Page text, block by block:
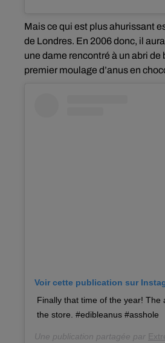
Mais ce qui est plus ahurissant
de Londres. En 2006 donc, il
une dame rencontré à un abri
premier moulage d’anus en
Voir cette publication sur
Finally that time of the year! The
the store. #edibleanus #asshole
Une publication partagée par